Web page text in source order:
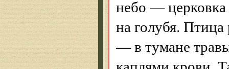
небо —
на голубя. Птица
— в тумане